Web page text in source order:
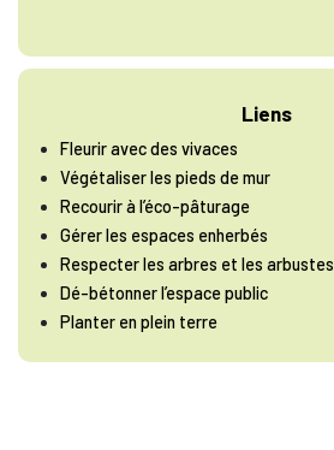
Liens
Fleurir avec des vivaces
Végétaliser les pieds de mur
Recourir à l’éco-pâturage
Gérer les espaces enherbés
Respecter les arbres et les arbustes
Dé-bétonner l’espace public
Planter en plein terre